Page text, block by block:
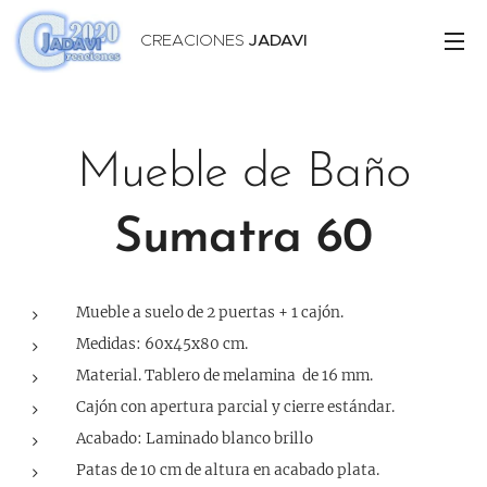
CREACIONES JADAVI
Mueble de Baño
Sumatra 60
Mueble a suelo de 2 puertas + 1 cajón.
Medidas: 60x45x80 cm.
Material. Tablero de melamina de 16 mm.
Cajón con apertura parcial y cierre estándar.
Acabado: Laminado blanco brillo
Patas de 10 cm de altura en acabado plata.